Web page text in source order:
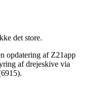
det store.
opdatering af Z21app
af drejeskive via